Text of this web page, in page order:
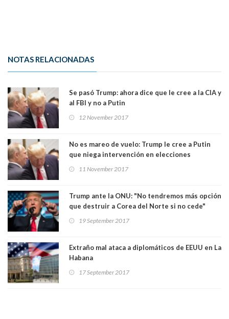
NOTAS RELACIONADAS
Se pasó Trump: ahora dice que le cree a la CIA y
al FBI y no a Putin
12 November 2017
No es mareo de vuelo: Trump le cree a Putin
que niega intervención en elecciones
11 November 2017
Trump ante la ONU: "No tendremos más opción
que destruir a Corea del Norte si no cede"
19 September 2017
Extraño mal ataca a diplomáticos de EEUU en La
Habana
17 September 2017